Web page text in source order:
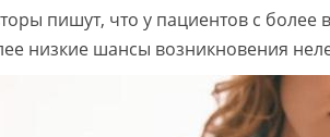
пишут, что у пациентов с более
низкие шансы возникновения